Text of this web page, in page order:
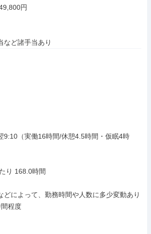
円
ど諸手当あり
9:10（実働16時間/休憩4.5時間・仮眠4時
り 168.0時間
によって、勤務時間や人数に多少変動あり
程度